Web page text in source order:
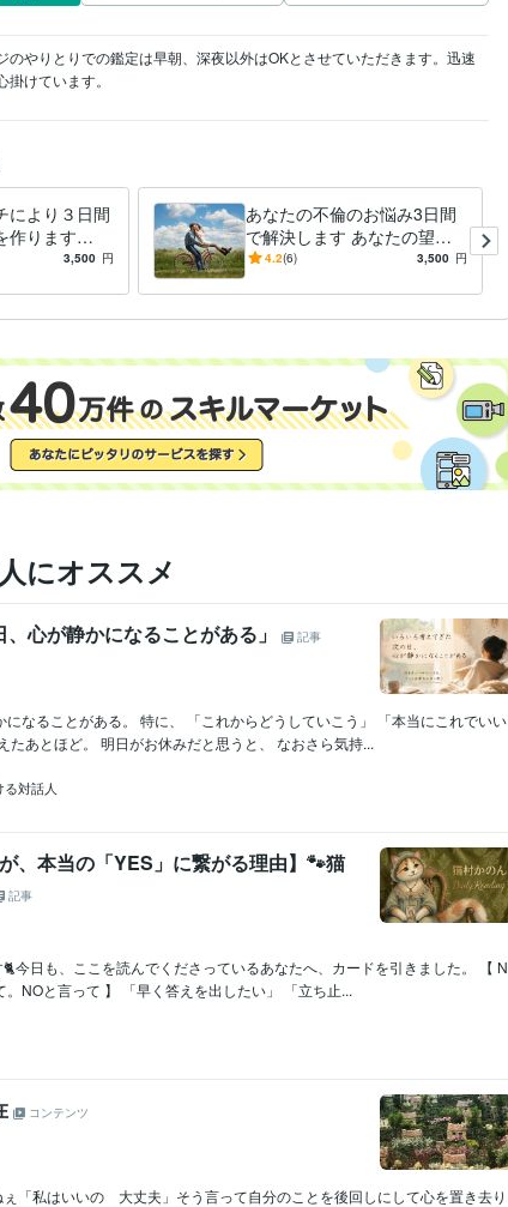
のやりとりでの鑑定は早朝、深夜以外はOKとさせていただきます。迅速
掛けています。
により３日間
作ります
たい人限定】
3,500 円
あなたの不倫のお悩み3日間
で解決します あなたの望む
ゴールを見つけましょう
4.2(6) 3,500 円
にオススメ
心が静かになることがある」
記事
なることがある。 特に、 「これからどうしていこう」 「本当にこれでいい
たあとほど。 明日がお休みだと思うと、 なおさら気持...
対話人
、本当の「YES」に繋がる理由】🐾猫
記事
今日も、ここを読んでくださっているあなたへ、カードを引きました。 【 N
NOと言って 】 「早く答えを出したい」 「立ち止...
コンテンツ
「私はいいの 大丈夫」そう言って自分のことを後回しにして心を置き去り